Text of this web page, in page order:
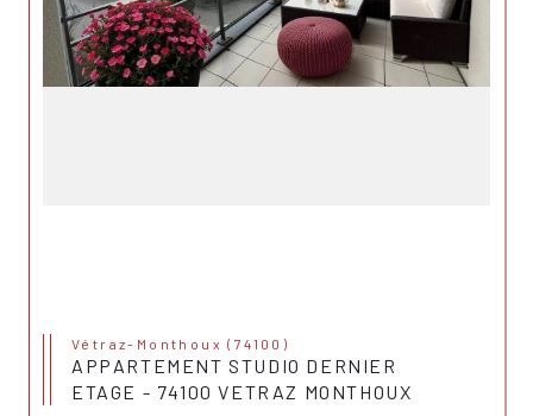
Vétraz-Monthoux (74100)
APPARTEMENT STUDIO DERNIER
ETAGE - 74100 VETRAZ MONTHOUX